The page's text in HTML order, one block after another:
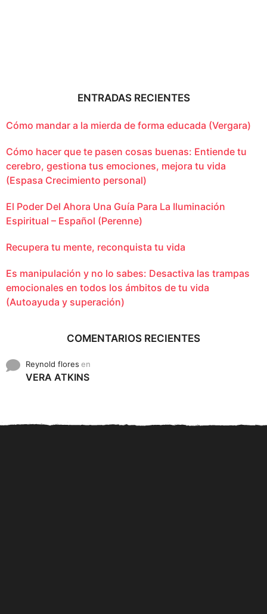
ENTRADAS RECIENTES
Cómo mandar a la mierda de forma educada (Vergara)
Cómo hacer que te pasen cosas buenas: Entiende tu
cerebro, gestiona tus emociones, mejora tu vida
(Espasa Crecimiento personal)
El Poder Del Ahora Una Guía Para La Iluminación
Espiritual – Español (Perenne)
Recupera tu mente, reconquista tu vida
Es manipulación y no lo sabes: Desactiva las trampas
emocionales en todos los ámbitos de tu vida
(Autoayuda y superación)
COMENTARIOS RECIENTES
Reynold flores en
VERA ATKINS